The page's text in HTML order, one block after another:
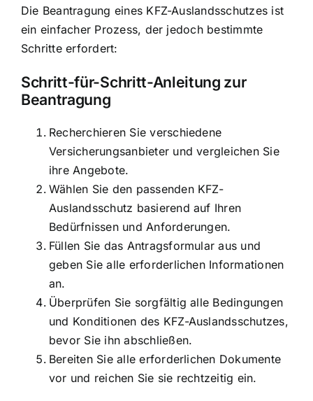
Die Beantragung eines KFZ-Auslandsschutzes ist
ein einfacher Prozess, der jedoch bestimmte
Schritte erfordert:
Schritt-für-Schritt-Anleitung zur
Beantragung
Recherchieren Sie verschiedene
Versicherungsanbieter und vergleichen Sie
ihre Angebote.
Wählen Sie den passenden KFZ-
Auslandsschutz basierend auf Ihren
Bedürfnissen und Anforderungen.
Füllen Sie das Antragsformular aus und
geben Sie alle erforderlichen Informationen
an.
Überprüfen Sie sorgfältig alle Bedingungen
und Konditionen des KFZ-Auslandsschutzes,
bevor Sie ihn abschließen.
Bereiten Sie alle erforderlichen Dokumente
vor und reichen Sie sie rechtzeitig ein.